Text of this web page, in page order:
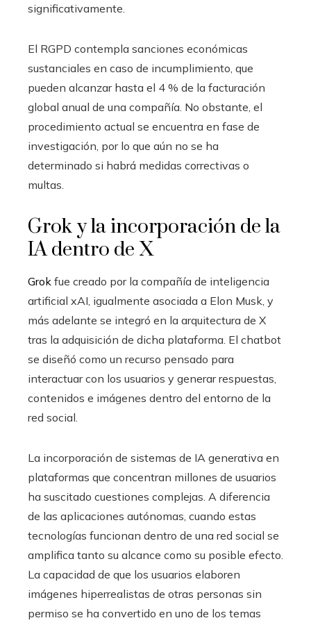
significativamente.
El RGPD contempla sanciones económicas
sustanciales en caso de incumplimiento, que
pueden alcanzar hasta el 4 % de la facturación
global anual de una compañía. No obstante, el
procedimiento actual se encuentra en fase de
investigación, por lo que aún no se ha
determinado si habrá medidas correctivas o
multas.
Grok y la incorporación de la
IA dentro de X
Grok fue creado por la compañía de inteligencia
artificial xAI, igualmente asociada a Elon Musk, y
más adelante se integró en la arquitectura de X
tras la adquisición de dicha plataforma. El chatbot
se diseñó como un recurso pensado para
interactuar con los usuarios y generar respuestas,
contenidos e imágenes dentro del entorno de la
red social.
La incorporación de sistemas de IA generativa en
plataformas que concentran millones de usuarios
ha suscitado cuestiones complejas. A diferencia
de las aplicaciones autónomas, cuando estas
tecnologías funcionan dentro de una red social se
amplifica tanto su alcance como su posible efecto.
La capacidad de que los usuarios elaboren
imágenes hiperrealistas de otras personas sin
permiso se ha convertido en uno de los temas